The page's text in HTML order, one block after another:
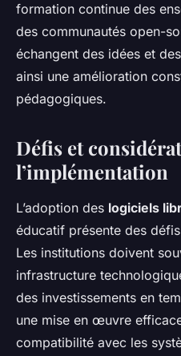
formation continue des
des communautés open-
échangent des idées et
ainsi une amélioration
pédagogiques.
Défis et
l’implémentation
L’adoption des logiciels
éducatif présente des
Les institutions doivent
infrastructure
des investissements en
une mise en œuvre
compatibilité avec les